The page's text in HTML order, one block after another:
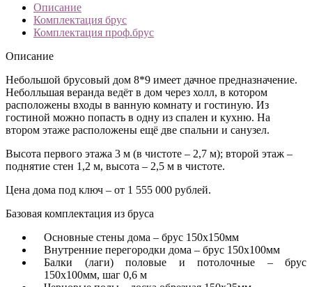
Описание
Комплектация брус
Комплектация проф.брус
Описание
Небольшой брусовый дом 8*9 имеет дачное предназначение.
Неболльшая веранда ведёт в дом через холл, в котором
расположены входы в ванную комнату и гостиную. Из
гостиной можно попасть в одну из спален и кухню. На
втором этаже расположены ещё две спальни и санузел.
Высота первого этажа 3 м (в чистоте – 2,7 м); второй этаж –
поднятие стен 1,2 м, высота – 2,5 м в чистоте.
Цена дома под ключ – от 1 555 000 рублей.
Базовая комплектация из бруса
Основные стены дома – брус 150х150мм
Внутренние перегородки дома – брус 150х100мм
Балки (лаги) половые и потолочные – брус
150х100мм, шаг 0,6 м